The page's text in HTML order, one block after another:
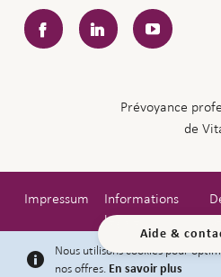
Nous utilisons cookies pour
nos offres. En savoir plus
FacebookLinkedInYouTube
Prévoyance
de
Impressum
Informations
légales
Copyright © 2026 Zurich
Aide &